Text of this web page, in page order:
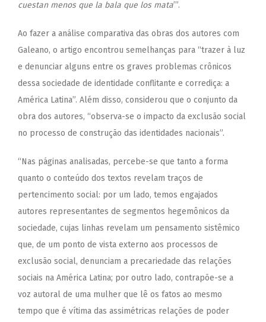
cuestan menos que la bala que los mata’”.
Ao fazer a análise comparativa das obras dos autores com
Galeano, o artigo encontrou semelhanças para “trazer à luz
e denunciar alguns entre os graves problemas crônicos
dessa sociedade de identidade conflitante e corrediça: a
América Latina”. Além disso, considerou que o conjunto da
obra dos autores, “observa-se o impacto da exclusão social
no processo de construção das identidades nacionais”.
“Nas páginas analisadas, percebe-se que tanto a forma
quanto o conteúdo dos textos revelam traços de
pertencimento social: por um lado, temos engajados
autores representantes de segmentos hegemônicos da
sociedade, cujas linhas revelam um pensamento sistêmico
que, de um ponto de vista externo aos processos de
exclusão social, denunciam a precariedade das relações
sociais na América Latina; por outro lado, contrapõe-se a
voz autoral de uma mulher que lê os fatos ao mesmo
tempo que é vítima das assimétricas relações de poder